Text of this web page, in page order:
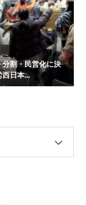
分割・民営化に決
西日本...